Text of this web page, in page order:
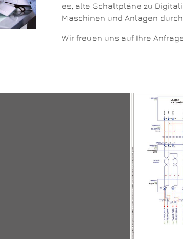
es, alte Schaltpläne zu
Maschinen und Anlagen
Wir freuen uns auf Ihre